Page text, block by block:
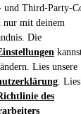
Third-Party-
nur mit deinem
Die
Lies unsere
.
des
English